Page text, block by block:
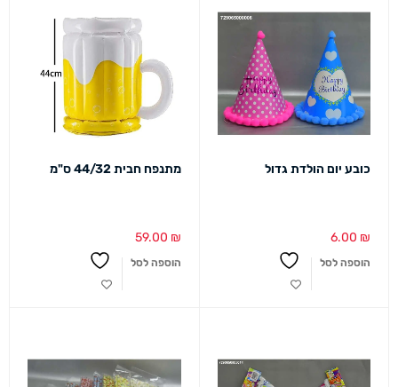
כובע יום הולדת גדול
6.00 ₪
הוספה לסל
מתנפח חבית 44/32 ס"מ
59.00 ₪
הוספה לסל